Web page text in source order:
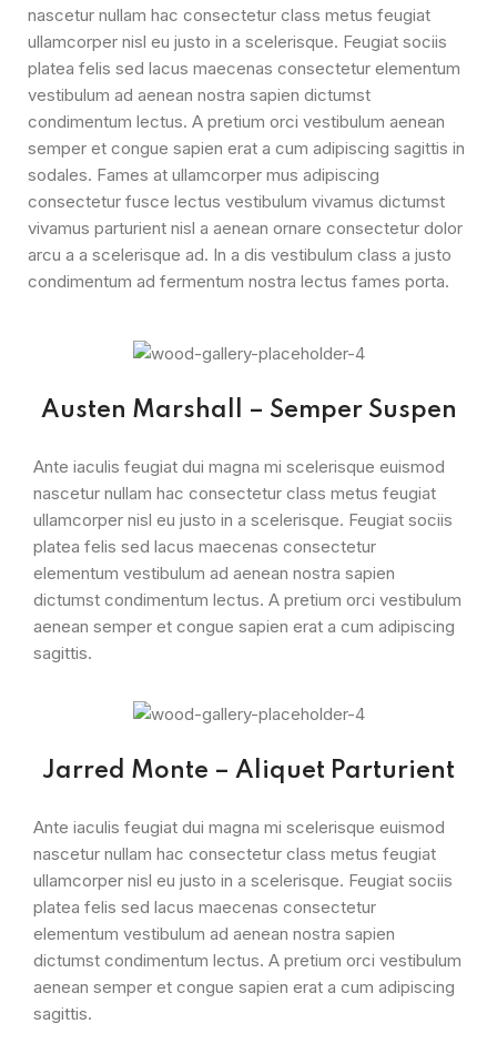
nascetur nullam hac consectetur class metus feugiat
ullamcorper nisl eu justo in a scelerisque. Feugiat sociis
platea felis sed lacus maecenas consectetur elementum
vestibulum ad aenean nostra sapien dictumst
condimentum lectus. A pretium orci vestibulum aenean
semper et congue sapien erat a cum adipiscing sagittis in
sodales. Fames at ullamcorper mus adipiscing
consectetur fusce lectus vestibulum vivamus dictumst
vivamus parturient nisl a aenean ornare consectetur dolor
arcu a a scelerisque ad. In a dis vestibulum class a justo
condimentum ad fermentum nostra lectus fames porta.
Austen Marshall – Semper Suspen
Ante iaculis feugiat dui magna mi scelerisque euismod
nascetur nullam hac consectetur class metus feugiat
ullamcorper nisl eu justo in a scelerisque. Feugiat sociis
platea felis sed lacus maecenas consectetur
elementum vestibulum ad aenean nostra sapien
dictumst condimentum lectus. A pretium orci vestibulum
aenean semper et congue sapien erat a cum adipiscing
sagittis.
Jarred Monte – Aliquet Parturient
Ante iaculis feugiat dui magna mi scelerisque euismod
nascetur nullam hac consectetur class metus feugiat
ullamcorper nisl eu justo in a scelerisque. Feugiat sociis
platea felis sed lacus maecenas consectetur
elementum vestibulum ad aenean nostra sapien
dictumst condimentum lectus. A pretium orci vestibulum
aenean semper et congue sapien erat a cum adipiscing
sagittis.